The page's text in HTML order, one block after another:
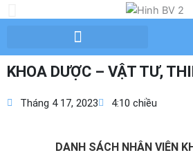
KHOA DƯỢC – VẬT TƯ,
Tháng 4 17, 2023 4:10 chiều
DANH SÁCH NHÂN VIÊN